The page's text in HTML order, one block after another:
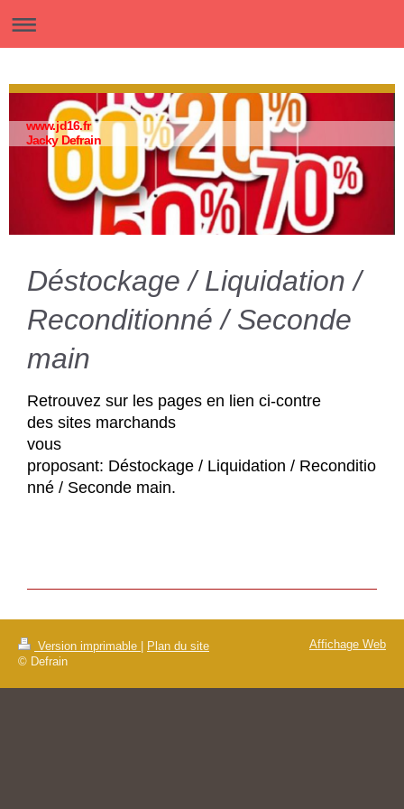
www.jd16.fr
Jacky Defrain
Déstockage / Liquidation /
Reconditionné / Seconde
main
Retrouvez sur les pages en lien ci-contre
des sites marchands
vous
proposant: Déstockage / Liquidation / Reconditio
nné / Seconde main.
Version imprimable
Plan du site
© Defrain
Affichage Web